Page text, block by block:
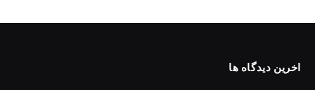
اخرین دیدگاه ها